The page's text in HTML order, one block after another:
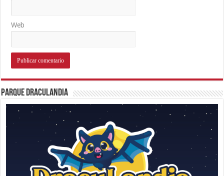
Web
Parque Draculandia